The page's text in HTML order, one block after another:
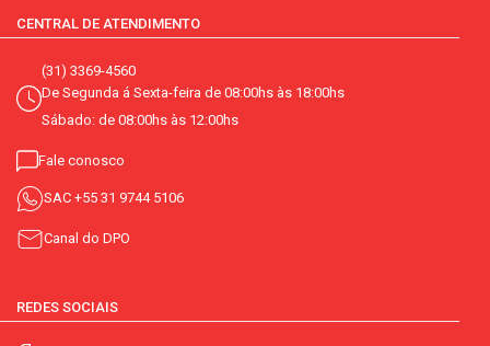
CENTRAL DE ATENDIMENTO
(31) 3369-4560
De Segunda á Sexta-feira de 08:00hs às 18:00hs
Sábado: de 08:00hs às 12:00hs
Fale conosco
SAC +55 31 9744 5106
Canal do DPO
REDES SOCIAIS